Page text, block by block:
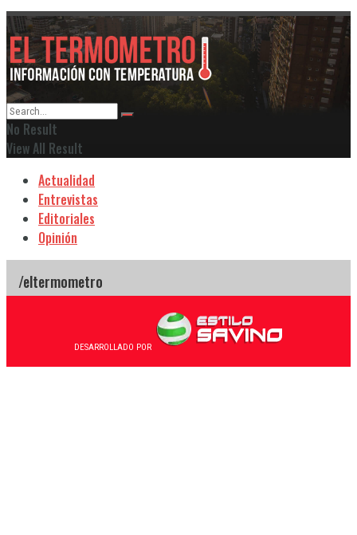
No Result
View All Result
Actualidad
Entrevistas
Editoriales
Opinión
DESARROLLADO POR